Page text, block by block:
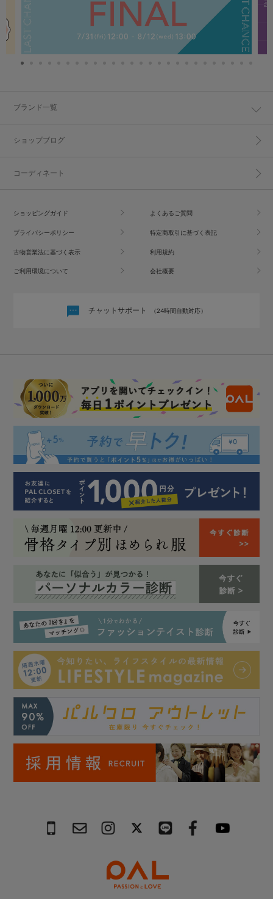
ブランド一覧
ショップブログ
コーディネート
ショッピングガイド よくあるご質問
プライバシーポリシー 特定商取引に基づく表記
古物営業法に基づく表示 利用規約
ご利用環境について 会社概要
チャットサポート （24時間自動対応）